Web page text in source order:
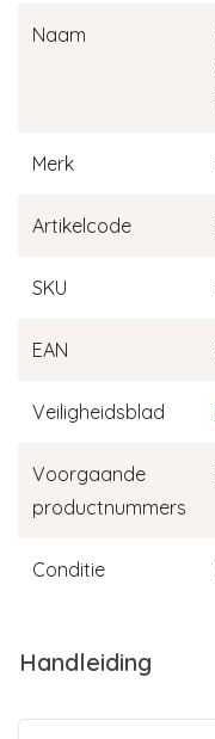
Naam
Merk
Artikelcode
SKU
EAN
Veiligheidsblad
Voorgaande
productnummers
Conditie
Handleiding